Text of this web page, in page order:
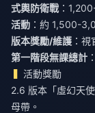
式輿防衛戰 ：
活動 ：約 1,500-
版本獎勵/維護 ：
第一階段無課總計
活動獎勵
2.6 版本「虛幻天
母帶。